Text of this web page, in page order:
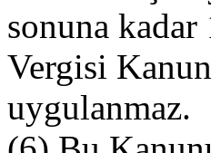
sonuna
Vergisi
uygulanmaz.